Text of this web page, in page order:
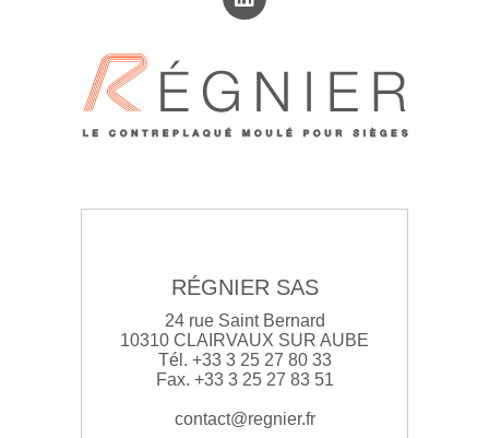
RÉGNIER SAS
24 rue Saint Bernard
10310 CLAIRVAUX SUR AUBE
Tél. +33 3 25 27 80 33
Fax. +33 3 25 27 83 51
contact@regnier.fr